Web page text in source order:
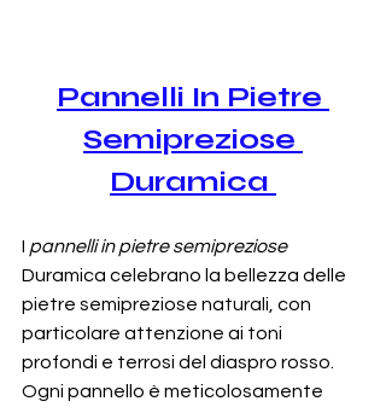
Pannelli In Pietre
Semipreziose
Duramica
I pannelli in pietre semipreziose
Duramica celebrano la bellezza delle
pietre semipreziose naturali, con
particolare attenzione ai toni
profondi e terrosi del diaspro rosso.
Ogni pannello è meticolosamente